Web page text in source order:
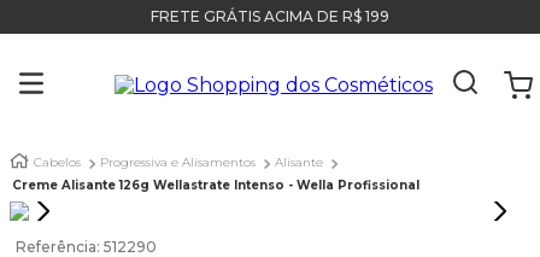
FRETE GRÁTIS ACIMA DE R$ 199
Cabelos Progressiva e Alisamentos
Alisante
Creme Alisante 126g Wellastrate Intenso - Wella Profissional
Referência: 512290